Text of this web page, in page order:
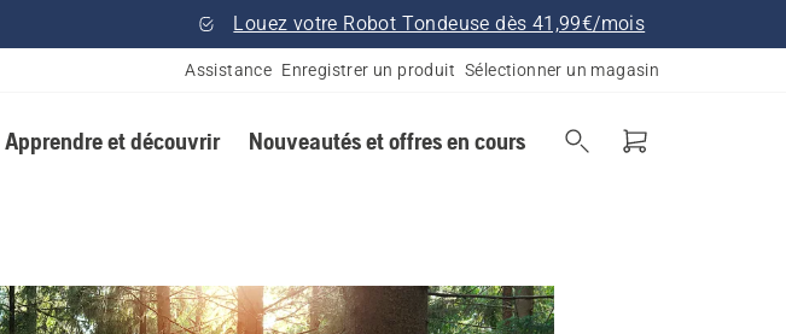
Louez votre Robot Tondeuse dès 41,99€/mois
Assistance Enregistrer un produit Sélectionner un magasin
Apprendre et découvrir Nouveautés et offres en cours